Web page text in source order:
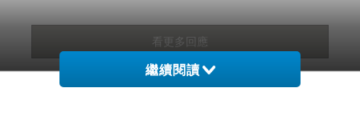
看更多回應
繼續閱讀